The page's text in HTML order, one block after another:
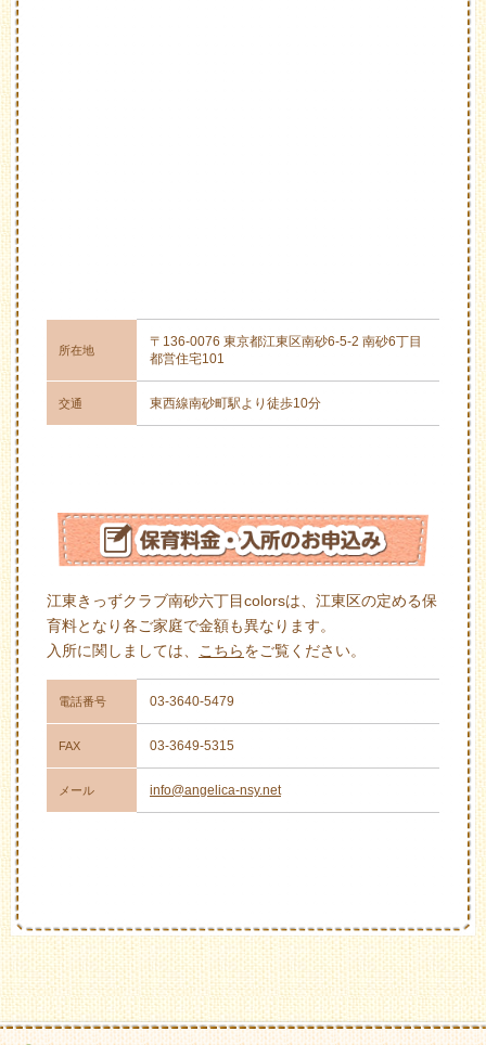
所在地
〒136-0076 東京都江東区南砂6-5-2 南砂6丁目
都営住宅101
交通 東西線南砂町駅より徒歩10分
江東きっずクラブ南砂六丁目colorsは、江東区の定める保
育料となり各ご家庭で金額も異なります。
入所に関しましては、
こちらをご覧ください。
電話番号 03-3640-5479
FAX 03-3649-5315
メール info@angelica-nsy.net